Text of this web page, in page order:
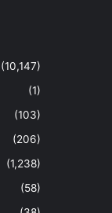
(10,147)
(1)
(103)
(206)
(1,238)
(58)